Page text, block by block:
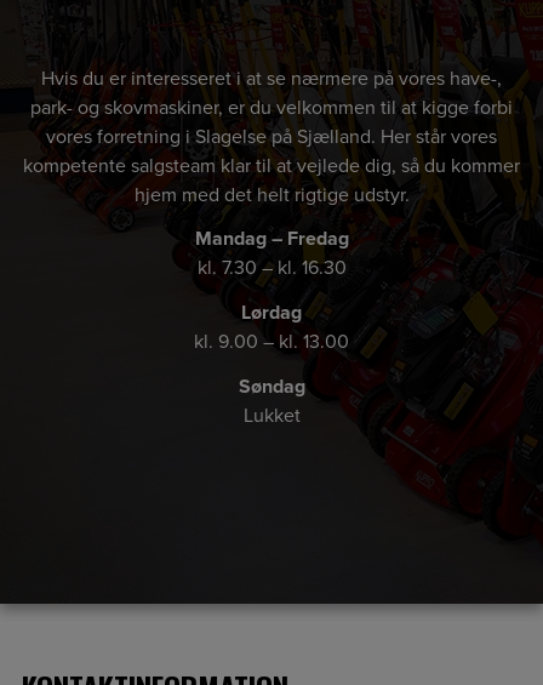
Hvis du er interesseret i at se nærmere på vores have-,
park- og skovmaskiner, er du velkommen til at kigge forbi
vores forretning i Slagelse på Sjælland. Her står vores
kompetente salgsteam klar til at vejlede dig, så du kommer
hjem med det helt rigtige udstyr.
Mandag – Fredag
kl. 7.30 – kl. 16.30
Lørdag
kl. 9.00 – kl. 13.00
Søndag
Lukket